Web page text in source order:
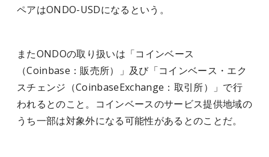
ペアはONDO-USDになるという。
またONDOの取り扱いは「コインベース
（Coinbase：販売所）」及び「コインベース・エク
スチェンジ（CoinbaseExchange：取引所）」で行
われるとのこと。コインベースのサービス提供地域の
うち一部は対象外になる可能性があるとのことだ。